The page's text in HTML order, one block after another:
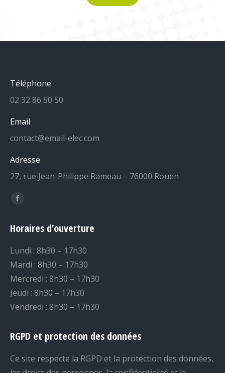
Téléphone
02 32 86 50 50
Email
contact@email-elec.com
Adresse
27, rue Jean-Philippe Rameau – 76000 Rouen
Trouvez nous sur :
Facebook
opens
new
window
Horaires d’ouverture
Lundi : 8h30 – 17h30
Mardi : 8h30 – 17h30
Mercredi : 8h30 – 17h30
Jeudi : 8h30 – 17h30
Vendredi : 8h30 – 17h30
RGPD et protection des données
Ce site respecte la RGPD et la protection des données,